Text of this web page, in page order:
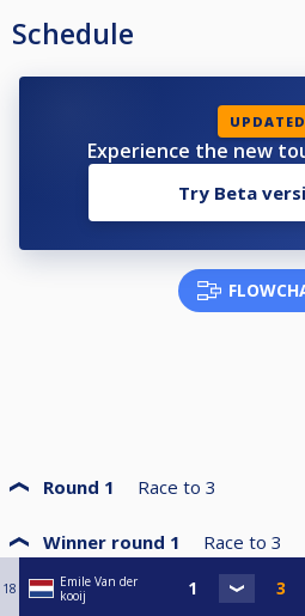
Schedule
UPDATED
Experience the new
Try Beta
Round 1 Race to 3
Winner round 1 Race to 3
18
Emile Van der
kooij